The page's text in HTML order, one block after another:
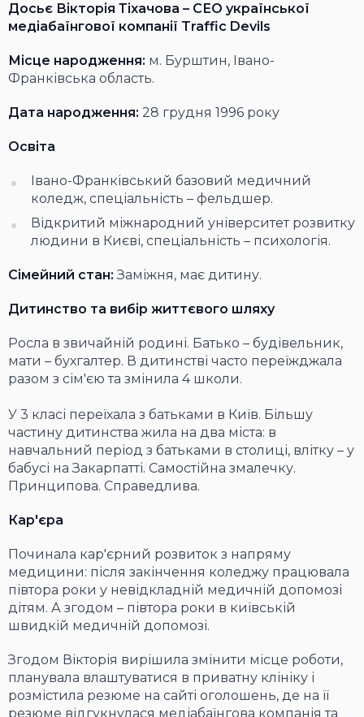
Досьє Вікторія Тіхачова – СЕО української
медіабаїнгової компанії Traffic Devils
Місце народження: м. Бурштин, Івано-
Франківська область.
Дата народження: 28 грудня 1996 року
Освіта
Івано-Франківський базовий медичний
коледж, спеціальність – фельдшер.
Відкритий міжнародний університет розвитку
людини в Києві, спеціальність – психологія.
Сімейний стан:Заміжня, має дитину.
Дитинство та вибір життєвого шляху
Росла в звичайній родині. Батько – будівельник,
мати – бухгалтер. В дитинстві часто переїжджала
разом з сім'єю та змінила 4 школи.
У 3 класі переїхала з батьками в Київ. Більшу
частину дитинства жила на два міста: в
навчальний період з батьками в столиці, влітку – у
бабусі на Закарпатті. Самостійна змалечку.
Принципова. Справедлива.
Кар'єра
Починала кар'єрний розвиток з напряму
медицини: після закінчення коледжу працювала
півтора роки у невідкладній медичній допомозі
дітям. А згодом – півтора роки в київській
швидкій медичній допомозі.
Згодом Вікторія вирішила змінити місце роботи,
планувала влаштуватися в приватну клініку і
розмістила резюме на сайті оголошень, де на її
резюме відгукнулася медіабаїнгова компанія та